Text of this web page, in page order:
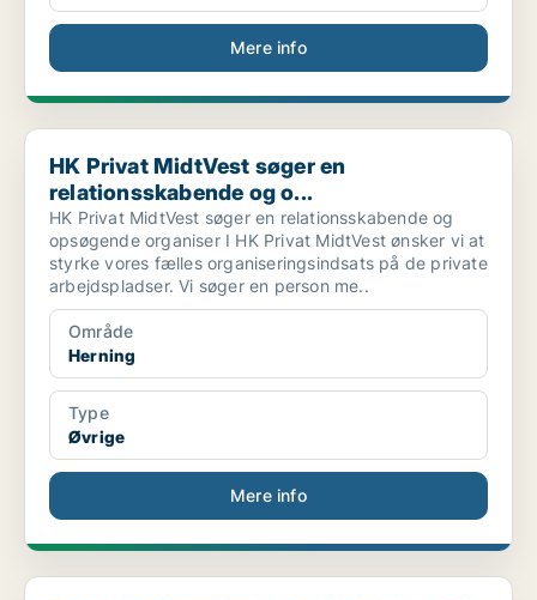
Mere info
HK Privat MidtVest søger en relationsskabende og o...
HK Privat MidtVest søger en
relationsskabende og o...
HK Privat MidtVest søger en relationsskabende og
opsøgende organiser I HK Privat MidtVest ønsker vi at
styrke vores fælles organiseringsindsats på de private
arbejdspladser. Vi søger en person me..
Område
Herning
Type
Øvrige
Mere info
Technical Compliance Specialist til dansk sensorpr...